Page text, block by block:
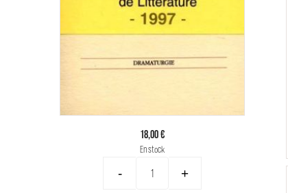
18,00 €
En stock
- +